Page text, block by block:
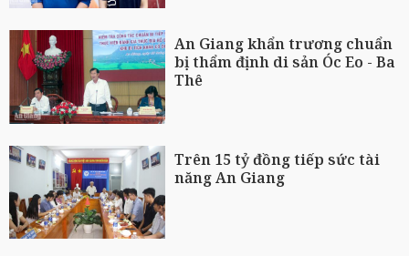
An Giang khẩn trương chuẩn
bị thẩm định di sản Óc Eo - Ba
Thê
Trên 15 tỷ đồng tiếp sức tài
năng An Giang